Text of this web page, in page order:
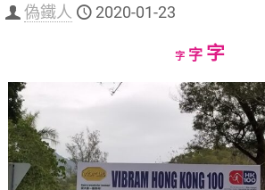
偽鐵人 2020-01-23
字Decrease
size.
字Reset
size.
字
size.